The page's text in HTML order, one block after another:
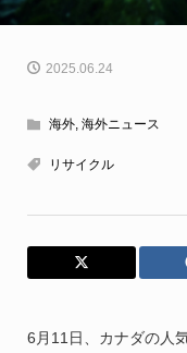
2025.06.24
海外, 海外ニュース
リサイクル
6月11日、カナダの人